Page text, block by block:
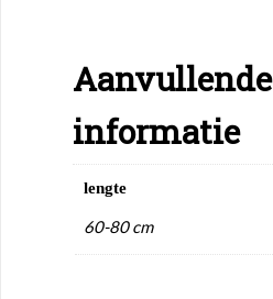
Aanvullende
informatie
lengte
60-80 cm